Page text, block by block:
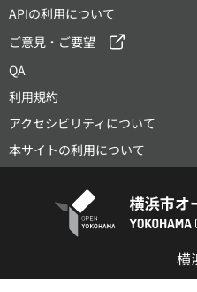
APIの利用について
ご意見・ご要望
QA
利用規約
アクセシビリティについて
本サイトの利用について
横